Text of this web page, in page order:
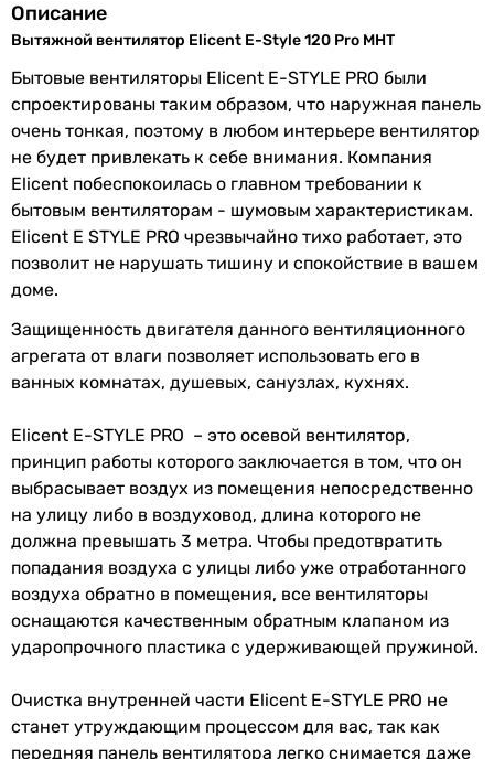
Тип осевой
Особенности
и функции
датчик влажности,
обратный клапан, таймер
выключения
Настройки
таймера
задержки
выключения
от 3 до 25 минут
(регулируемый)
Настройки
регулировки
датчика
от 40 до 80 %
Максимальная
температура
перемещаемого
воздуха
40 °C
Количество
скоростей
1 шт
Покрытие глянцевое
Производство Италия
Описание
Вытяжной вентилятор Elicent E-Style 120 Pro MHT
Бытовые вентиляторы Elicent E-STYLE PRO были
спроектированы таким образом, что наружная панель
очень тонкая, поэтому в любом интерьере вентилятор
не будет привлекать к себе внимания. Компания
Elicent побеспокоилась о главном требовании к
бытовым вентиляторам - шумовым характеристикам.
Elicent E STYLE PRO чрезвычайно тихо работает, это
позволит не нарушать тишину и спокойствие в вашем
доме.
Защищенность двигателя данного вентиляционного
агрегата от влаги позволяет использовать его в
ванных комнатах, душевых, санузлах, кухнях.
Elicent E-STYLE PRO – это осевой вентилятор,
принцип работы которого заключается в том, что он
выбрасывает воздух из помещения непосредственно
на улицу либо в воздуховод, длина которого не
должна превышать 3 метра. Чтобы предотвратить
попадания воздуха с улицы либо уже отработанного
воздуха обратно в помещения, все вентиляторы
оснащаются качественным обратным клапаном из
ударопрочного пластика с удерживающей пружиной.
Очистка внутренней части Elicent E-STYLE PRO не
станет утруждающим процессом для вас, так как
передняя панель вентилятора легко снимается даже